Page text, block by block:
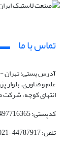
تماس با ما
آدرس پستی: تهران -
علم و فناوری،
انتهای کوچه،
کدپستی: 1497716365
تلفن: 44787917-021